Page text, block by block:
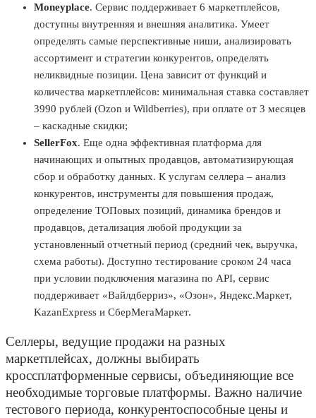
Moneyplace. Сервис поддерживает 6 маркетплейсов,
доступны внутренняя и внешняя аналитика. Умеет
определять самые перспективные ниши, анализировать
ассортимент и стратегии конкурентов, определять
неликвидные позиции. Цена зависит от функций и
количества маркетплейсов: минимальная ставка составляет
3990 рублей (Ozon и Wildberries), при оплате от 3 месяцев
– каскадные скидки;
SellerFox. Еще одна эффективная платформа для
начинающих и опытных продавцов, автоматизирующая
сбор и обработку данных. К услугам селлера – анализ
конкурентов, инструменты для повышения продаж,
определение ТОПовых позиций, динамика брендов и
продавцов, детализация любой продукции за
установленный отчетный период (средний чек, выручка,
схема работы). Доступно тестирование сроком 24 часа
при условии подключения магазина по API, сервис
поддерживает «Вайлдберриз», «Озон», Яндекс.Маркет,
KazanExpress и СберМегаМаркет.
Селлеры, ведущие продажи на разных
маркетплейсах, должны выбирать
кроссплатформенные сервисы, объединяющие все
необходимые торговые платформы. Важно наличие
тестового периода, конкурентоспособные цены и